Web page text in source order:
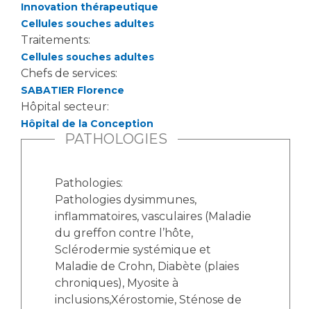
Laïcité et cultes
Les associations
Livret d'accueil
Salon des familles
Transports sanitaires
Vos droits, vos devoirs
Handi 13
Pôle Médecine Physique et Réadaptation
Accueil sourds et malentendants
Charte Romain Jacob
Mouvement Parcours Handicap 13
Chercheurs
La recherche clinique à l'AP-HM
Les structures de recherche
Écoles et Instituts de Formation
Professionnels de santé
Adresser un patient
Réseaux de soins
Adresser un examen au Laboratoire de Biologie
Innovation thérapeutique
Cellules souches adultes
Traitements:
Cellules souches adultes
Chefs de services:
SABATIER Florence
Hôpital secteur:
Hôpital de la Conception
PATHOLOGIES
Pathologies:
Pathologies dysimmunes,
inflammatoires, vasculaires (Maladie
du greffon contre l’hôte,
Sclérodermie systémique et
Maladie de Crohn, Diabète (plaies
chroniques), Myosite à
inclusions,Xérostomie, Sténose de